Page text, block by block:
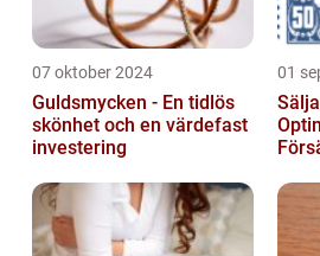
07 oktober 2024
Guldsmycken - En tidlös
skönhet och en värdefast
investering
01